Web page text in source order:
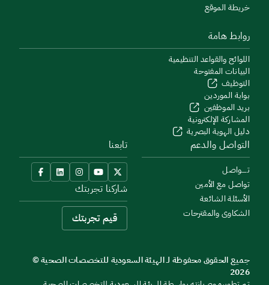
خريطة الموقع
روابط هامة
اللوائح والقواعد التنظيمية
البيانات المفتوحة
التوظيف
بوابة الموردين
بريد الموظفين
المشاركة الإلكترونية
دليل الهوية البصرية
التواصل والدعم
تــــواصل
تواصل مع الأمين
الأسئلة الشائعة
الشكاوى والمقترحات
تابعنا
شاركنا تجربتك
قيم تجربتك
جميع الحقوق محفوظة لـ الهيئة السعودية للتخصصات الصحية ©
2026